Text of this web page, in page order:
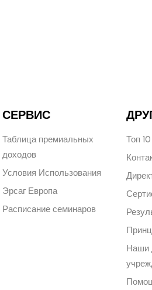
СЕРВИС
Таблица премиальных
доходов
Условия Использования
Эрсаг Европа
Расписание семинаров
Топ 10
Наши